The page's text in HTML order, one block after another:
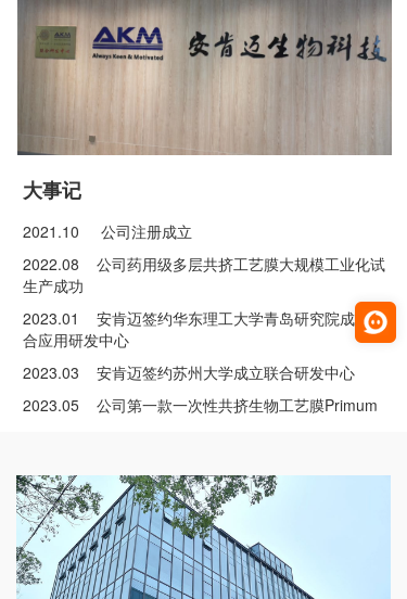
大事记
2021.10 公司注册成立
2022.08 公司药用级多层共挤工艺膜大规模工业化试
生产成功
2023.01 安肯迈签约华东理工大学青岛研究院成立联
合应用研发中心
2023.03 安肯迈签约苏州大学成立联合研发中心
2023.05 公司第一款一次性共挤生物工艺膜Primum
2023.12 公司完成Pre-A 融资